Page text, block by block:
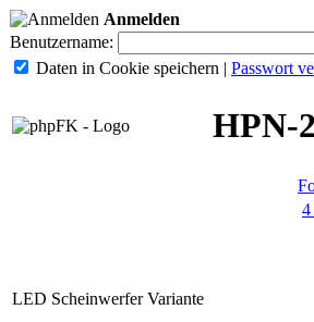
Anmelden
Benutzername:
Daten in Cookie speichern | Passwort
HPN-
4
LED Scheinwerfer Variante